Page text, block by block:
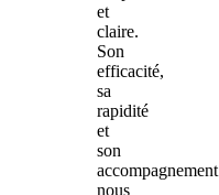
et
claire.
Son
efficacité,
sa
rapidité
et
son
accompagnement
nous